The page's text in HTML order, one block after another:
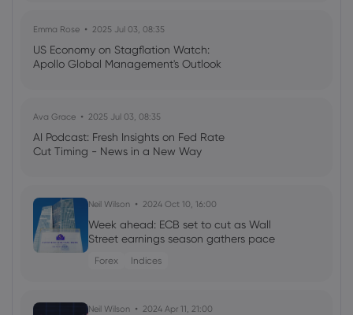
Emma Rose 2025 Jul 03, 08:35
US Economy on Stagflation Watch:
Apollo Global Management's Outlook
Ava Grace 2025 Jul 03, 08:35
AI Podcast: Fresh Insights on Fed Rate
Cut Timing - News in a New Way
Neil Wilson 2024 Oct 10, 16:00
Week ahead: ECB set to cut as Wall
Street earnings season gathers pace
Forex Indices
Neil Wilson 2024 Apr 11, 21:00